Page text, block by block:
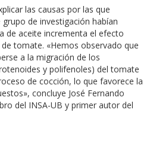
las causas por las que
de investigación habían
de aceite incrementa el efecto
tomate. «Hemos observado que
a la migración de los
y polifenoles) del tomate
de cocción, lo que favorece la
concluye José Fernando
del INSA-UB y primer autor del